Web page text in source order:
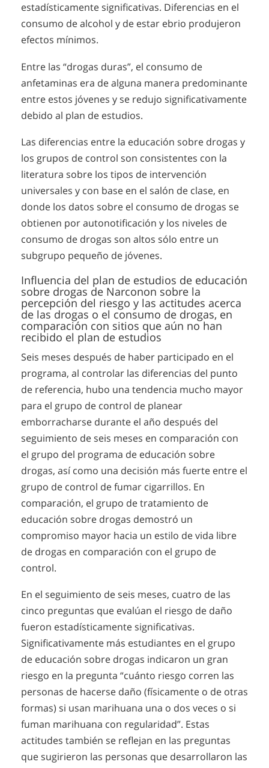
estadísticamente significativas. Diferencias en el
consumo de alcohol y de estar ebrio produjeron
efectos mínimos.
Entre las “drogas duras”, el consumo de
anfetaminas era de alguna manera predominante
entre estos jóvenes y se redujo significativamente
debido al plan de estudios.
Las diferencias entre la educación sobre drogas y
los grupos de control son consistentes con la
literatura sobre los tipos de intervención
universales y con base en el salón de clase, en
donde los datos sobre el consumo de drogas se
obtienen por autonotificación y los niveles de
consumo de drogas son altos sólo entre un
subgrupo pequeño de jóvenes.
Influencia del plan de estudios de educación
sobre drogas de Narconon sobre la
percepción del riesgo y las actitudes acerca
de las drogas o el consumo de drogas, en
comparación con sitios que aún no han
recibido el plan de estudios
Seis meses después de haber participado en el
programa, al controlar las diferencias del punto
de referencia, hubo una tendencia mucho mayor
para el grupo de control de planear
emborracharse durante el año después del
seguimiento de seis meses en comparación con
el grupo del programa de educación sobre
drogas, así como una decisión más fuerte entre el
grupo de control de fumar cigarrillos. En
comparación, el grupo de tratamiento de
educación sobre drogas demostró un
compromiso mayor hacia un estilo de vida libre
de drogas en comparación con el grupo de
control.
En el seguimiento de seis meses, cuatro de las
cinco preguntas que evalúan el riesgo de daño
fueron estadísticamente significativas.
Significativamente más estudiantes en el grupo
de educación sobre drogas indicaron un gran
riesgo en la pregunta “cuánto riesgo corren las
personas de hacerse daño (físicamente o de otras
formas) si usan marihuana una o dos veces o si
fuman marihuana con regularidad”. Estas
actitudes también se reflejan en las preguntas
que sugirieron las personas que desarrollaron las